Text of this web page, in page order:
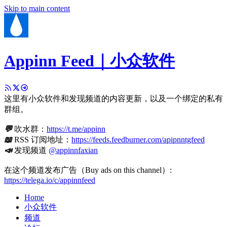
Skip to main content
Appinn Feed｜小众软件
这里有小众软件和发现频道的内容更新，以及一个绑定的私有
群组。
💬吹水群： https://t.me/appinn
📖RSS 订阅地址： https://feeds.feedburner.com/apipnntgfeed
📣发现频道 @appinnfaxian
在这个频道发布广告（Buy ads on this channel）:
https://telega.io/c/appinnfeed
Home
小众软件
频道